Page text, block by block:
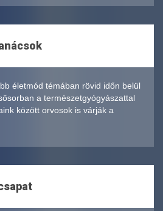
életmód témában rövid időn belül
a természetgyógyászattal
között orvosok is várják a